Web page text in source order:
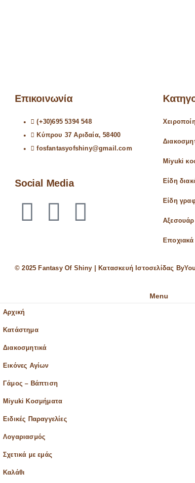
Επικοινωνία
(+30)695 5394 548
Κύπρου 37 Αριδαία, 58400
fosfantasyofshiny@gmail.com
Social Media
Miyuki
Είδη
Είδη
Αξεσουάρ
Εποχιακά
© 2025 Fantasy Of Shiny | Κατασκευή Ιστοσελίδας
Menu
Αρχική
Κατάστημα
Διακοσμητικά
Εικόνες Αγίων
Γάμος – Βάπτιση
Miyuki Κοσμήματα
Ειδικές Παραγγελίες
Λογαριασμός
Σχετικά με εμάς
Καλάθι